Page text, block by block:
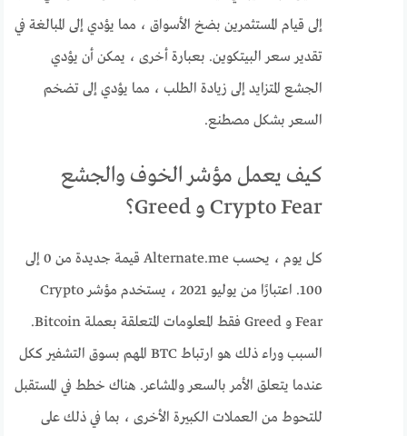
إلى قيام المستثمرين بضخ الأسواق ، مما يؤدي إلى المبالغة في
تقدير سعر البيتكوين. بعبارة أخرى ، يمكن أن يؤدي
الجشع المتزايد إلى زيادة الطلب ، مما يؤدي إلى تضخم
السعر بشكل مصطنع.
كيف يعمل مؤشر الخوف والجشع
Crypto Fear و Greed؟
كل يوم ، يحسب Alternate.me قيمة جديدة من 0 إلى
100. اعتبارًا من يوليو 2021 ، يستخدم مؤشر Crypto
Fear و Greed فقط المعلومات المتعلقة بعملة Bitcoin.
السبب وراء ذلك هو ارتباط BTC المهم بسوق التشفير ككل
عندما يتعلق الأمر بالسعر والمشاعر. هناك خطط في المستقبل
للتحوط من العملات الكبيرة الأخرى ، بما في ذلك على